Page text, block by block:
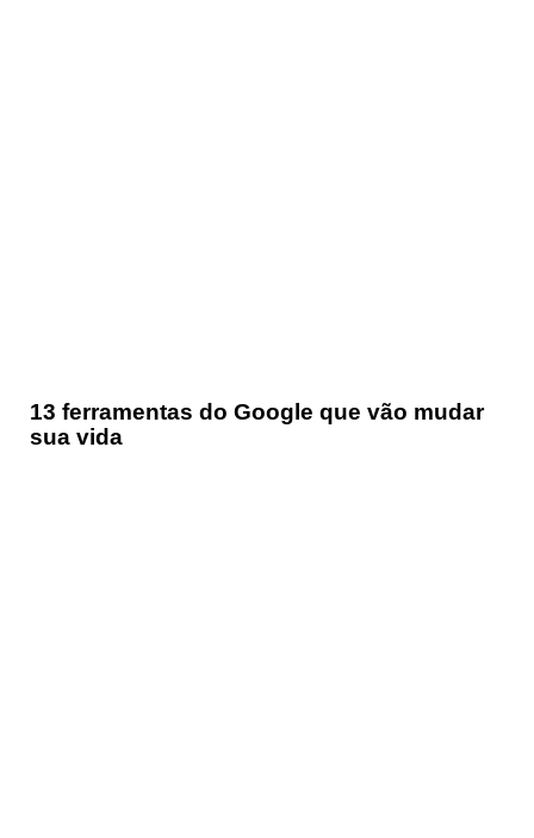
13 ferramentas do Google que vão mudar
sua vida